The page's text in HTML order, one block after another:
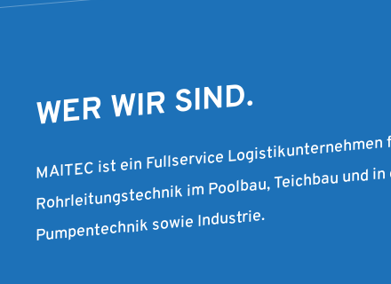
WER WIR SIND.
MAITEC ist ein Fullservice
Rohrleitungstechnik im Poolbau, Teichbau und
Pumpentechnik sowie Industrie.